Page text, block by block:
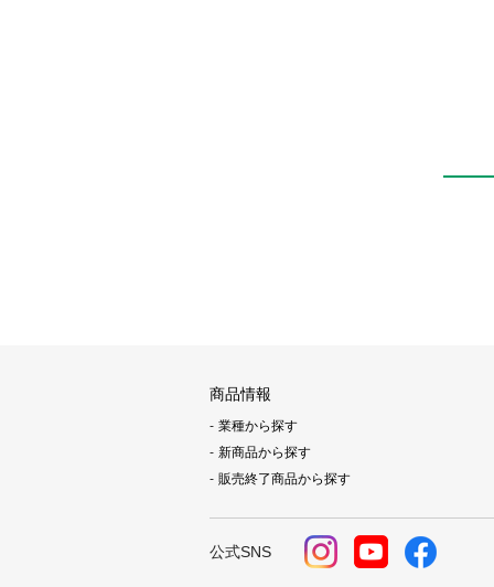
商品情報
業種から探す
新商品から探す
販売終了商品から探す
公式SNS